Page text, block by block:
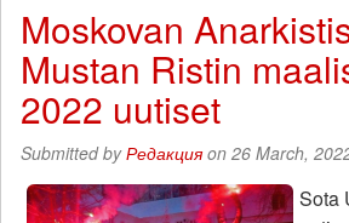
Moskovan
Mustan Ristin
2022 uutiset
Submitted byРедакцияon 26 March,
Sota